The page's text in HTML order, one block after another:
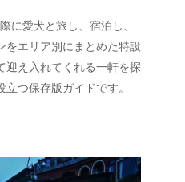
に愛犬と旅し、宿泊し、
をエリア別にまとめた特設
迎え入れてくれる一軒を探
つ保存版ガイドです。